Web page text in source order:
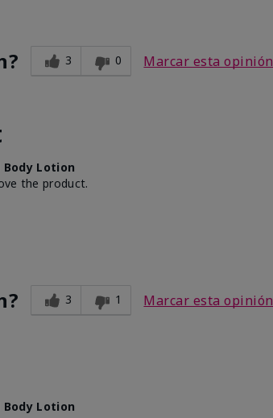
3 0 Marcar esta opinión
Lotion
the product.
3 1 Marcar esta opinión
Lotion